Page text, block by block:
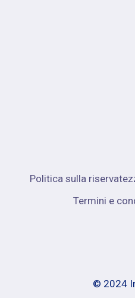
Politica sulla
Termini e
© 2024